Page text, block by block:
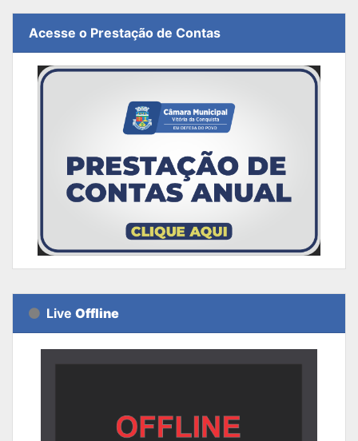
Acesse o Prestação de Contas
Live Offline